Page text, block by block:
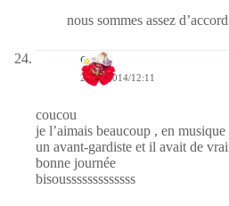
nous sommes assez d’accord
cerise
26/11/2014/12:11
coucou
je l’aimais beaucoup , en
un avant-gardiste et il avait de
bonne journée
bisousssssssssssss